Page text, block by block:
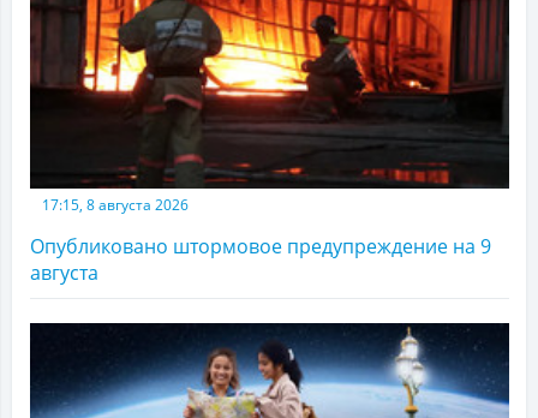
17:15, 8 августа 2026
Опубликовано штормовое предупреждение на 9
августа